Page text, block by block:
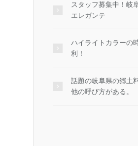
スタッフ募集中！岐
エレガンテ
ハイライトカラーの
利！
話題の岐阜県の郷土
他の呼び方がある。